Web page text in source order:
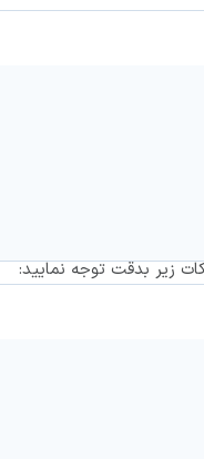
زیر بدقت توجه نمایید: